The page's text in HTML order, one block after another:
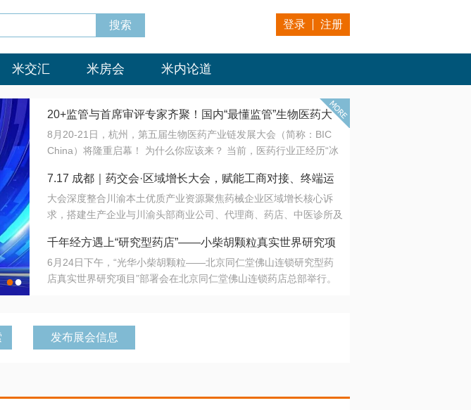
登录 注册
米交汇 米房会 米内论道
7.17 成都｜药交会·区域增长大会，赋能工商对接、终端运营
●●
20+监管与首席审评专家齐聚！国内“最懂监管”生物医药大
会8月开幕！
8月20-21日，杭州，第五届生物医药产业链发展大会（简称：BIC
China）将隆重启幕！ 为什么你应该来？ 当前，医药行业正经历“冰
法正重新定义研发效率；另一端是创新药“最后一公里”的支付与入院
难题，呼唤更成熟的产业生态。 同质化“内卷”已无出路，全产业链协
同与出海能力建设才是破局关键。 本届大会以 “重构生态，定义未
算力突围；从中药创新、复杂药物制剂、CGT、多肽与小核酸的技
术攻坚，到CDMO的柔性智造。 我们致力于打破壁垒，让“实验
室”与“生产线”、“研发端”与“支付端”深度对话，更让监管、产业、资
7.17 成都｜药交会·区域增长大会，赋能工商对接、终端运
营
大会深度整合川渝本土优质产业资源聚焦药械企业区域增长核心诉
求，搭建生产企业与川渝头部商业公司、代理商、药店、中医诊所及
域增量份额夯实西南市场战略布局
千年经方遇上“研究型药店”——小柴胡颗粒真实世界研究项
目在北京同仁堂佛山连锁启动
6月24日下午，“光华小柴胡颗粒——北京同仁堂佛山连锁研究型药
店真实世界研究项目”部署会在北京同仁堂佛山连锁药店总部举行。
发布展会信息